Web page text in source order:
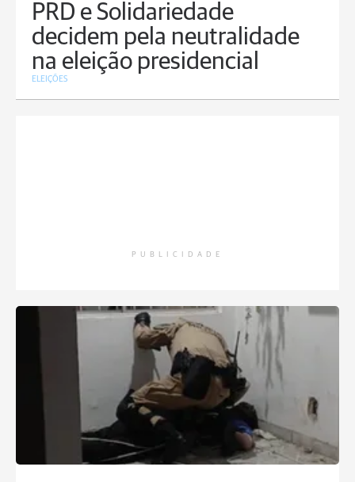
PRD e Solidariedade
decidem pela neutralidade
na eleição presidencial
ELEIÇÕES
PUBLICIDADE